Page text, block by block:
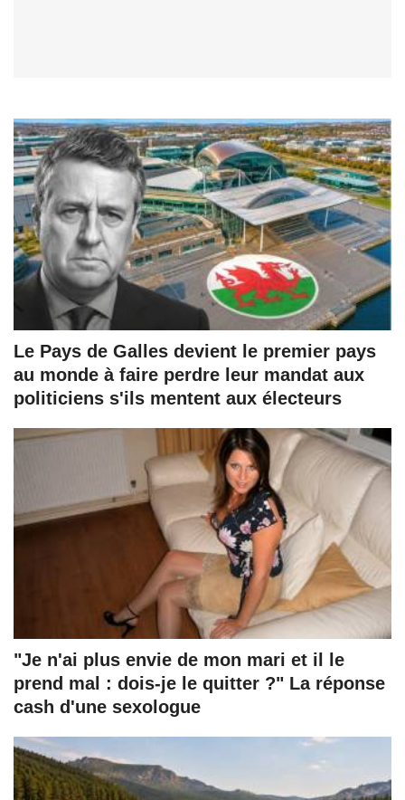
Le Pays de Galles devient le premier pays
au monde à faire perdre leur mandat aux
politiciens s'ils mentent aux électeurs
"Je n'ai plus envie de mon mari et il le
prend mal : dois-je le quitter ?" La réponse
cash d'une sexologue